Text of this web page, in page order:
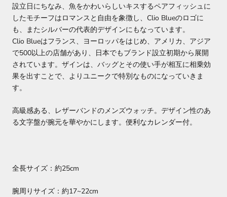
設立日にちなみ、魚をかわいらしいキスするペアフィッシュに
したモチーフはロマンスと自由を象徴し、Clio Blueのロゴに
も、またシルバーの代表的デザインにもなっています。
Clio Blueはフランス、ヨーロッパをはじめ、アメリカ、アジア
で500以上の店舗があり、日本でもブランド設立初期から展開
されています。 ザインは、バッグとその使い手が相互に相乗効
果を出すことで、よりユニークで特別なものになっていきま
す。
高級感ある、レザーバンドのメンズウォッチ。デザイン性のあ
る文字盤が腕元を華やかにします。便利なカレンダー付。
全長サイズ：約25cm
腕周りサイズ：約17~22cm